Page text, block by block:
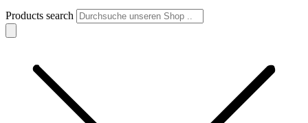
Products search